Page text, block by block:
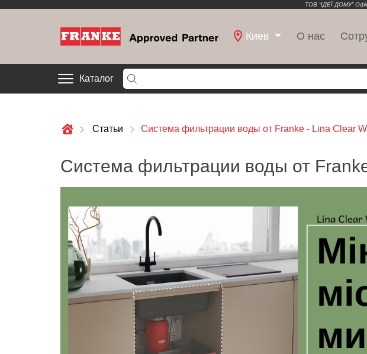
ТОВ “ІДЕЇ ДОМУ”
Киев О нас
Каталог
Статьи Система фильтрации воды от Franke - Lina Clear
Система фильтрации воды от